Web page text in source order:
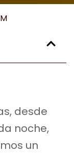
desde
noche,
un